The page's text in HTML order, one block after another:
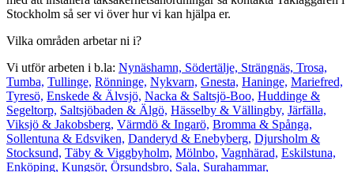
Stockholm så ser vi över hur vi kan hjälpa er.
Vilka områden arbetar ni i?
Vi utför arbeten i b.la: Nynäshamn, Södertälje, Strängnäs, Trosa,
Tumba, Tullinge, Rönninge, Nykvarn, Gnesta, Haninge, Mariefred,
Tyresö, Enskede & Älvsjö, Nacka & Saltsjö-Boo, Huddinge &
Segeltorp, Saltsjöbaden & Älgö, Hässelby & Vällingby, Järfälla,
Viksjö & Jakobsberg, Värmdö & Ingarö, Bromma & Spånga,
Sollentuna & Edsviken, Danderyd & Enebyberg, Djursholm &
Stocksund, Täby & Viggbyholm, Mölnbo, Vagnhärad, Eskilstuna,
Enköping, Kungsör, Örsundsbro, Sala, Surahammar,